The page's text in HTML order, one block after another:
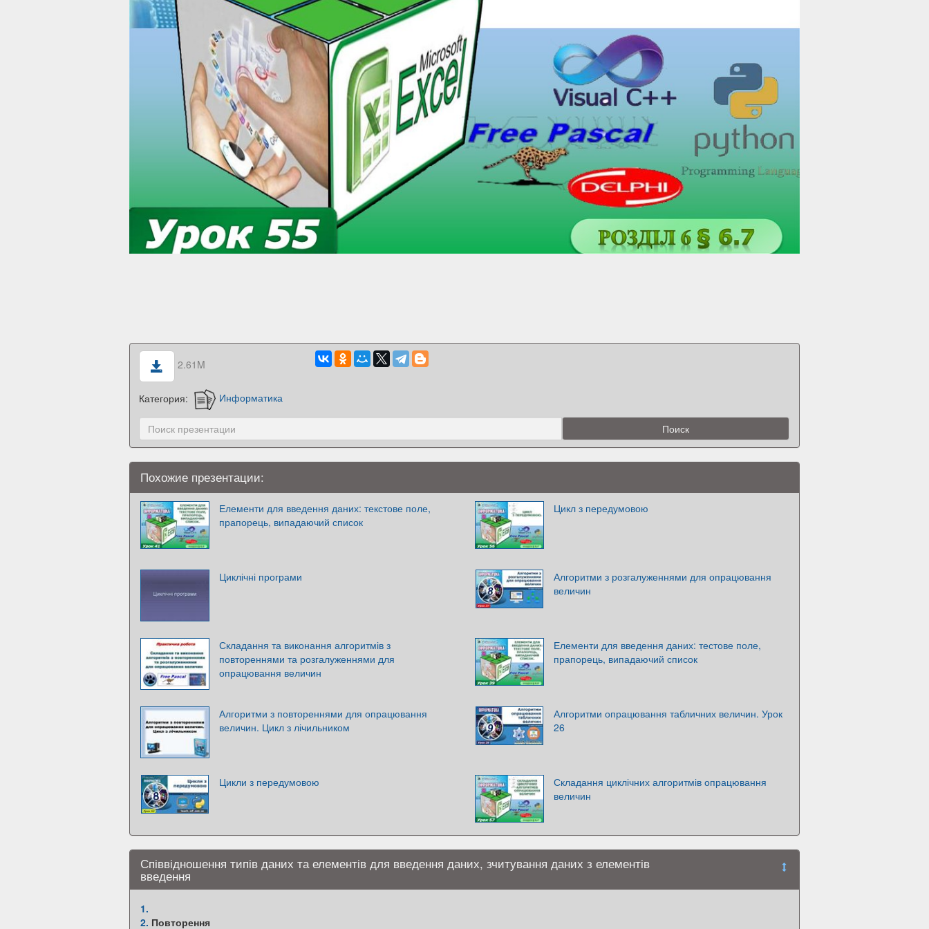
2.61M
Категория: Информатика
Похожие презентации:
Елементи для введення даних: текстове поле,
прапорець, випадаючий список
Цикл з передумовою
Циклічні програми
Алгоритми з розгалуженнями для опрацювання
величин
Складання та виконання алгоритмів з
повтореннями та розгалуженнями для
опрацювання величин
Елементи для введення даних: тестове поле,
прапорець, випадаючий список
Алгоритми з повтореннями для опрацювання
величин. Цикл з лічильником
Алгоритми опрацювання табличних величин. Урок
26
Цикли з передумовою
Складання циклічних алгоритмів опрацювання
величин
Співвідношення типів даних та елементів для введення даних, зчитування даних з елементів
введення
1.
2. Повторення